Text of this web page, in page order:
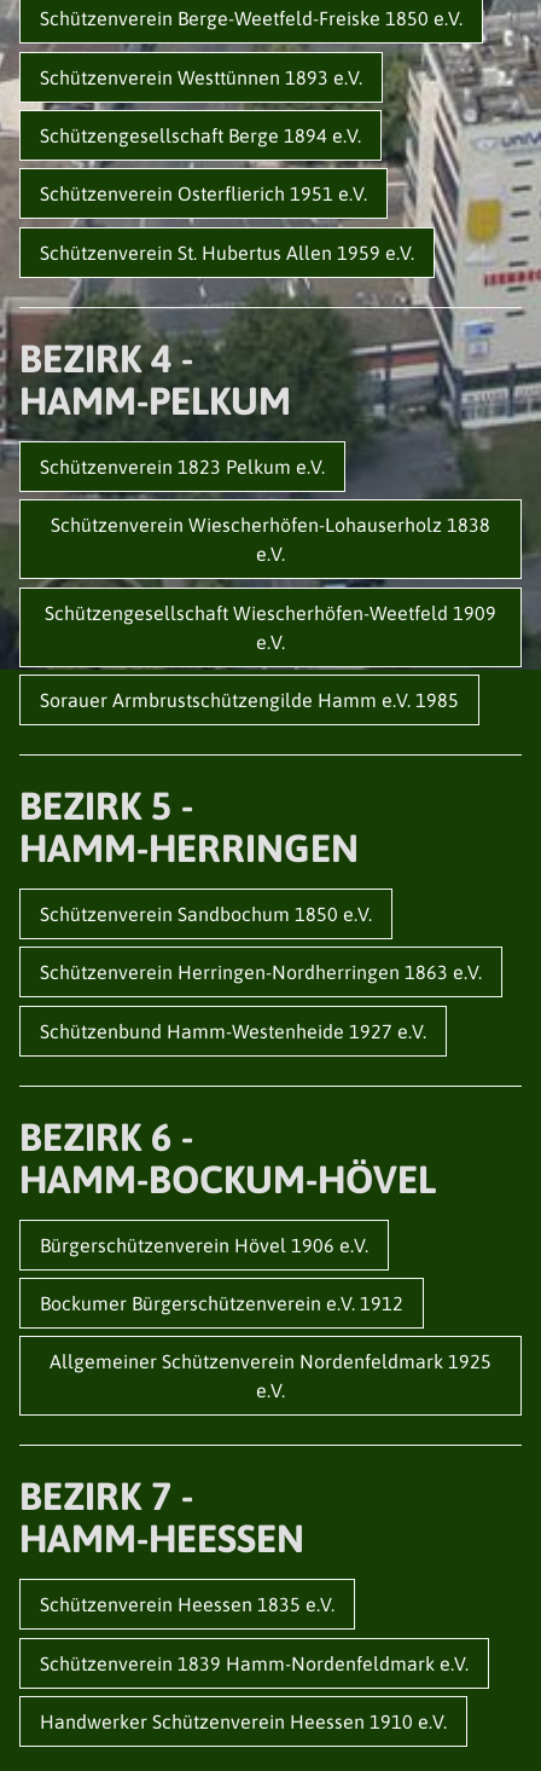
SATZUNG
EHRUNGEN
TERMINE
GALERIE
AVANTGARDEN
LISTE DER AVANTGARDEN
TERMINE
GESCHICHTE
SATZUNG
SCHIESSGRUPPEN
NEUIGKEITEN
VORSTAND
LISTE DER SCHIESSGRUPPEN
ERGEBNISSE STADTMEISTERSCHAFTEN
ERGEBNISSE KAISERPOKAL
TERMINE
STADTKAISERSCHIESSEN
Schützenverein Berge-Weetfeld-Freiske 1850 e.V.
Schützenverein Westtünnen 1893 e.V.
Schützengesellschaft Berge 1894 e.V.
Schützenverein Osterflierich 1951 e.V.
Schützenverein St. Hubertus Allen 1959 e.V.
BEZIRK 4 -
HAMM-PELKUM
Schützenverein 1823 Pelkum e.V.
Schützenverein Wiescherhöfen-Lohauserholz 1838
e.V.
Schützengesellschaft Wiescherhöfen-Weetfeld 1909
e.V.
Sorauer Armbrustschützengilde Hamm e.V. 1985
BEZIRK 5 -
HAMM-HERRINGEN
Schützenverein Sandbochum 1850 e.V.
Schützenverein Herringen-Nordherringen 1863 e.V.
Schützenbund Hamm-Westenheide 1927 e.V.
BEZIRK 6 -
HAMM-BOCKUM-HÖVEL
Bürgerschützenverein Hövel 1906 e.V.
Bockumer Bürgerschützenverein e.V. 1912
Allgemeiner Schützenverein Nordenfeldmark 1925
e.V.
BEZIRK 7 -
HAMM-HEESSEN
Schützenverein Heessen 1835 e.V.
Schützenverein 1839 Hamm-Nordenfeldmark e.V.
Handwerker Schützenverein Heessen 1910 e.V.